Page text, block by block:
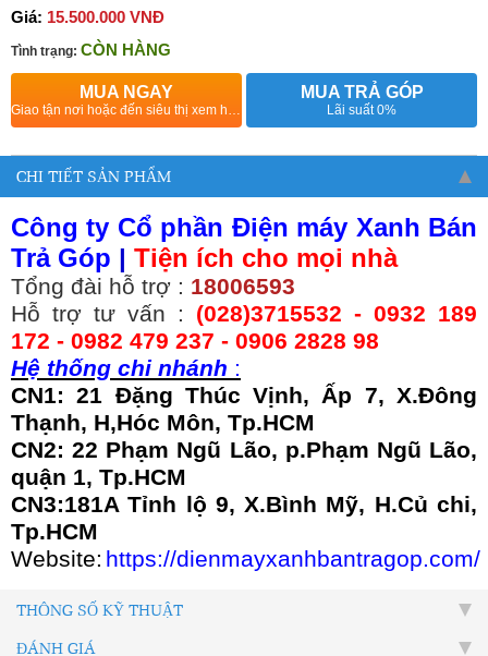
Giá: 15.500.000 VNĐ
Tình trạng: CÒN HÀNG
MUA NGAY MUA TRẢ GÓP
Lãi suất 0%
CHI TIẾT SẢN PHẨM
Công ty Cổ phần Điện máy Xanh Bán
Trả Góp | Tiện ích cho mọi nhà
Tổng đài hỗ trợ : 18006593
Hỗ trợ tư vấn : (028)3715532 - 0932 189
172 - 0982 479 237 - 0906 2828 98
Hệ thống chi nhánh :
CN1: 21 Đặng Thúc Vịnh, Ấp 7, X.Đông
Thạnh, H,Hóc Môn, Tp.HCM
CN2: 22 Phạm Ngũ Lão, p.Phạm Ngũ Lão,
quận 1, Tp.HCM
CN3:181A Tỉnh lộ 9, X.Bình Mỹ, H.Củ chi,
Tp.HCM
Website: https://dienmayxanhbantragop.com/
THÔNG SỐ KỸ THUẬT
ĐÁNH GIÁ